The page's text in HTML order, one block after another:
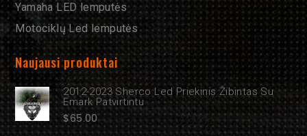
Yamaha LED lemputės
Motociklų Led lemputės
Naujausi produktai
2012-2023 Sherco Led Priekinis Žibintas Su
Emark Patvirtintu
$65.00